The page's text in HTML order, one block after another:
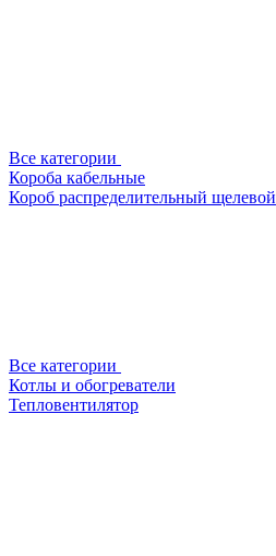
Все категории
Короба кабельные
Короб распределительный щелевой
Все категории
Котлы и обогреватели
Тепловентилятор